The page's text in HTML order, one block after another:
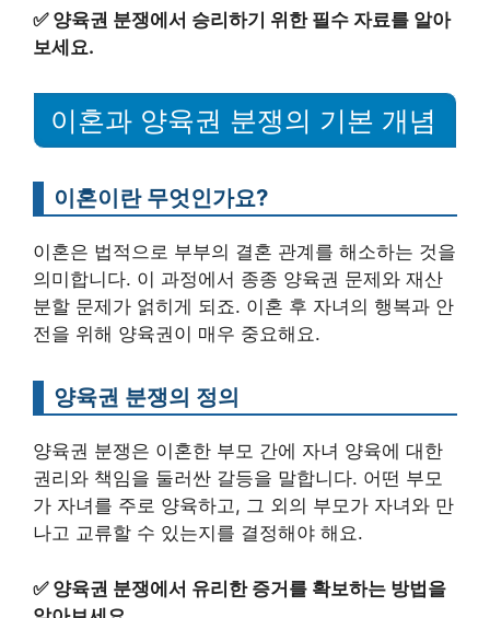
✅ 양육권 분쟁에서 승리하기 위한 필수 자료를 알아
보세요.
이혼과 양육권 분쟁의 기본 개념
이혼이란 무엇인가요?
이혼은 법적으로 부부의 결혼 관계를 해소하는 것을
의미합니다. 이 과정에서 종종 양육권 문제와 재산
분할 문제가 얽히게 되죠. 이혼 후 자녀의 행복과 안
전을 위해 양육권이 매우 중요해요.
양육권 분쟁의 정의
양육권 분쟁은 이혼한 부모 간에 자녀 양육에 대한
권리와 책임을 둘러싼 갈등을 말합니다. 어떤 부모
가 자녀를 주로 양육하고, 그 외의 부모가 자녀와 만
나고 교류할 수 있는지를 결정해야 해요.
✅ 양육권 분쟁에서 유리한 증거를 확보하는 방법을